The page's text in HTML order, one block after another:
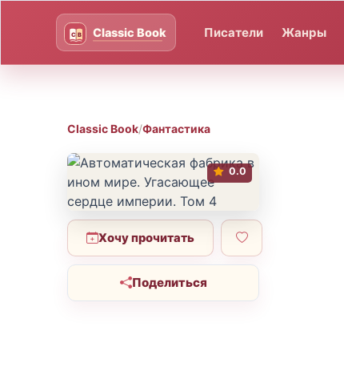
Писатели Жанры
Classic Book/Фантастика
0.0
Хочу прочитать
Поделиться